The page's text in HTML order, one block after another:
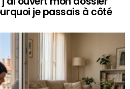
je passais à côté